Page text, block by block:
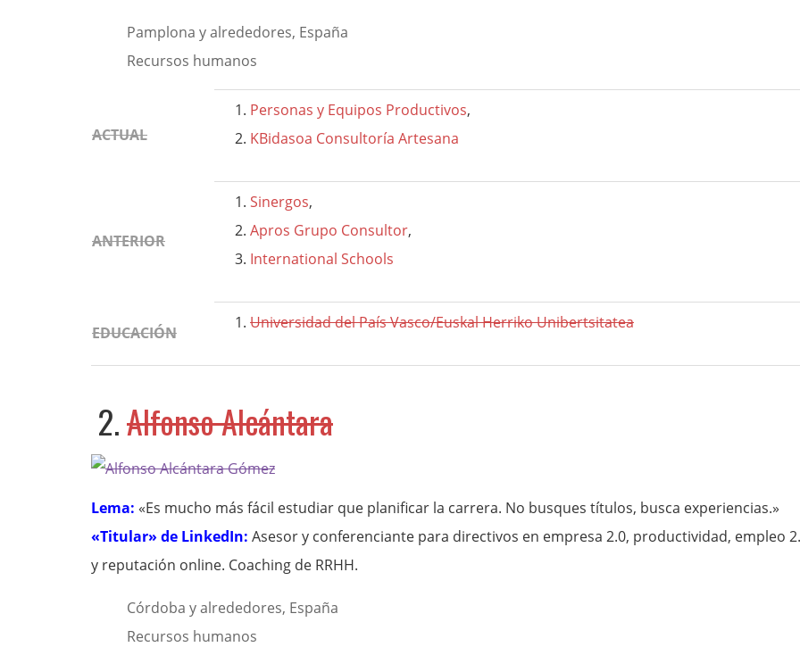
Pamplona y alrededores, España
Recursos humanos
ACTUAL
Personas y Equipos Productivos,
KBidasoa Consultoría Artesana
ANTERIOR
Sinergos,
Apros Grupo Consultor,
International Schools
EDUCACIÓN
Universidad del País Vasco/Euskal Herriko Unibertsitatea
2.Alfonso Alcántara
Lema: «Es mucho más fácil estudiar que planificar la carrera. No busques títulos, busca experiencias.»
«Titular» de LinkedIn: Asesor y conferenciante para directivos en empresa 2.0, productividad, empleo
y reputación online. Coaching de RRHH.
Córdoba y alrededores, España
Recursos humanos